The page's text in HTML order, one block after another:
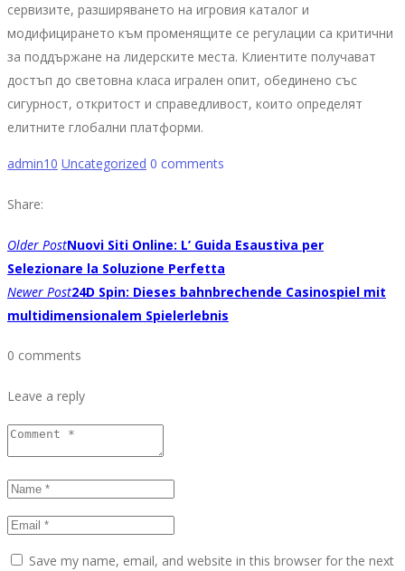
сервизите, разширяването на игровия каталог и
модифицирането към променящите се регулации са критични
за поддържане на лидерските места. Клиентите получават
достъп до световна класа игрален опит, обединено със
сигурност, откритост и справедливост, които определят
елитните глобални платформи.
admin10 Uncategorized 0 comments
Share:
POST
NAVIGATION
Older PostNuovi Siti Online: L’ Guida Esaustiva per
Selezionare la Soluzione Perfetta
Newer Post24D Spin: Dieses bahnbrechende Casinospiel mit
multidimensionalem Spielerlebnis
0 comments
Leave a reply
Save my name, email, and website in this browser for the next